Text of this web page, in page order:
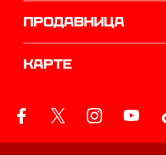
продавница
Карте